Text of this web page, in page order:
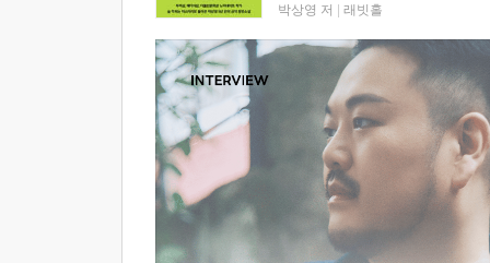
박상영 저 래빗홀